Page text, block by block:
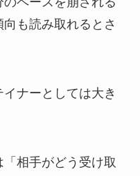
も読み取れるとさ
ナーとしては大き
相手がどう受け取